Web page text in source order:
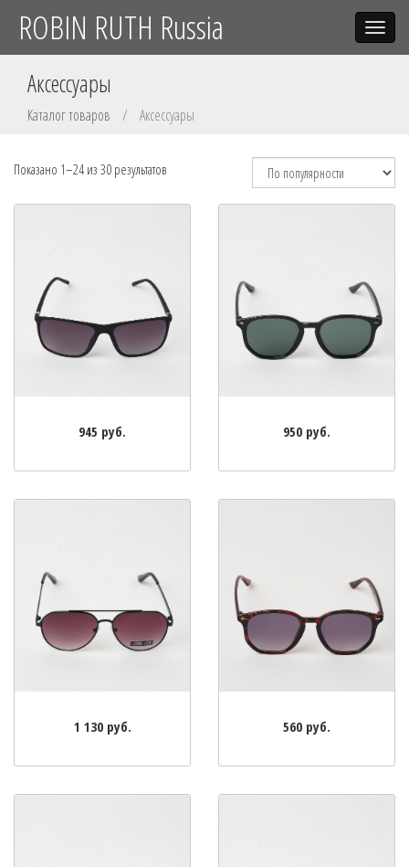
Toggle
ROBIN RUTH Russia
Аксессуары
Каталог товаров / Аксессуары
Показано 1–24 из 30 результатов
945 руб. 950 руб.
1 130 руб. 560 руб.